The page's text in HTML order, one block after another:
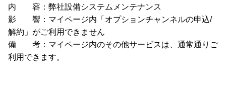
内 容：弊社設備システムメンテナンス
影 響：マイページ内「オプションチャンネルの申込/
解約」がご利用できません
備 考：マイページ内のその他サービスは、通常通りご
利用できます。